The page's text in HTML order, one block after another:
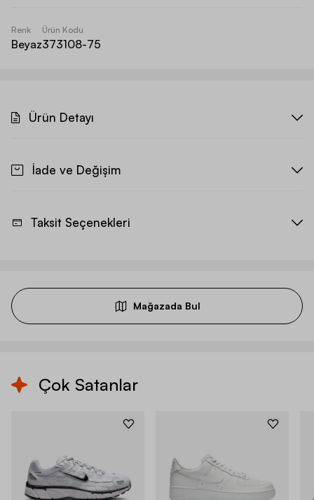
Renk
Beyaz
Ürün Kodu
373108-75
Ürün Detayı
İade ve Değişim
Taksit Seçenekleri
Mağazada Bul
Çok Satanlar